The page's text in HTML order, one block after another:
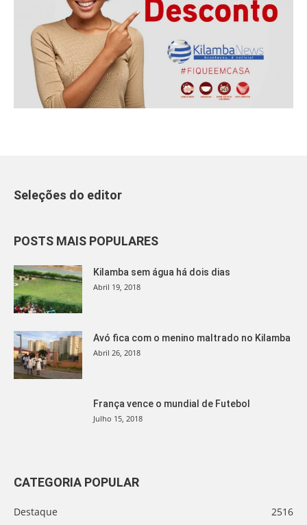
Seleções do editor
POSTS MAIS POPULARES
Kilamba sem água há dois dias
Abril 19, 2018
Avó fica com o menino maltrado no Kilamba
Abril 26, 2018
França vence o mundial de Futebol
Julho 15, 2018
CATEGORIA POPULAR
Destaque
2516